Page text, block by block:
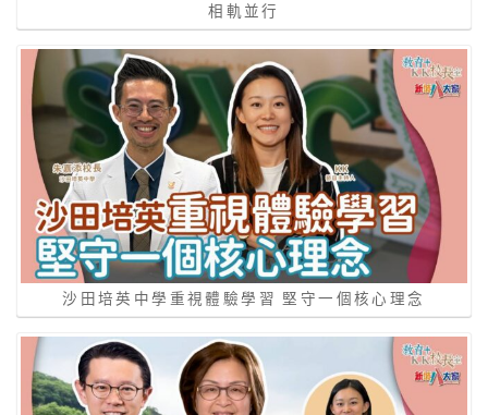
相軌並行
沙田培英中學重視體驗學習 堅守一個核心理念